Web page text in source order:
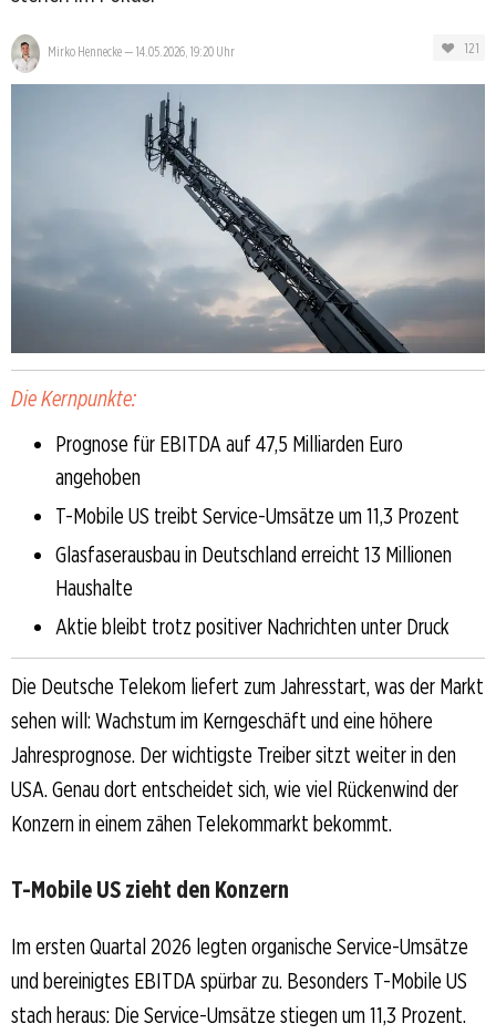
Mirko Hennecke— 14.05.2026, 19:20 Uhr 121
Die Kernpunkte:
Prognose für EBITDA auf 47,5 Milliarden Euro
angehoben
T-Mobile US treibt Service-Umsätze um 11,3 Prozent
Glasfaserausbau in Deutschland erreicht 13 Millionen
Haushalte
Aktie bleibt trotz positiver Nachrichten unter Druck
Die Deutsche Telekom liefert zum Jahresstart, was der Markt
sehen will: Wachstum im Kerngeschäft und eine höhere
Jahresprognose. Der wichtigste Treiber sitzt weiter in den
USA. Genau dort entscheidet sich, wie viel Rückenwind der
Konzern in einem zähen Telekommarkt bekommt.
T-Mobile US zieht den Konzern
Im ersten Quartal 2026 legten organische Service-Umsätze
und bereinigtes EBITDA spürbar zu. Besonders T-Mobile US
stach heraus: Die Service-Umsätze stiegen um 11,3 Prozent.